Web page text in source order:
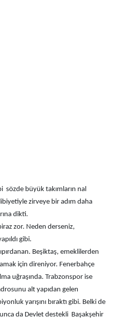
sözde büyük takımların nal
zirveye bir adım daha
dikti.
zor. Neden derseniz,
gibi.
Beşiktaş, emeklilerden
için direniyor. Fenerbahçe
uğraşında. Trabzonspor ise
alt yapıdan gelen
yarışını bıraktı gibi. Belki de
da Devlet destekli Başakşehir